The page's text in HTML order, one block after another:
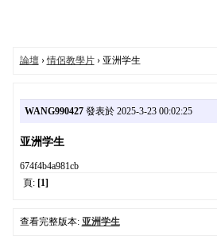
論壇›情侶教學片› 亚洲学生
WANG990427發表於 2025-3-23 00:02:25
亚洲学生
674f4b4a981cb
頁: [1]
查看完整版本: 亚洲学生